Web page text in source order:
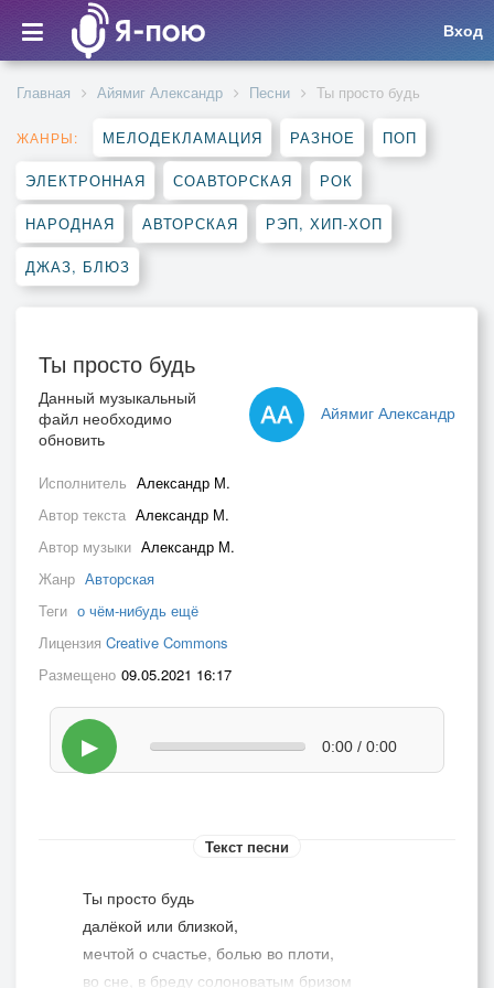
Вход
Главная Айямиг Александр Песни Ты просто будь
ЖАНРЫ: МЕЛОДЕКЛАМАЦИЯ РАЗНОЕ ПОП
ЭЛЕКТРОННАЯ СОАВТОРСКАЯ РОК
НАРОДНАЯ АВТОРСКАЯ РЭП, ХИП-ХОП
ДЖАЗ, БЛЮЗ
Ты просто будь
Айямиг Александр
Данный музыкальный
файл необходимо
обновить
Исполнитель Александр М.
Автор текста Александр М.
Автор музыки Александр М.
Жанр Авторская
Теги о чём-нибудь ещё
Лицензия Creative Commons
Размещено 09.05.2021 16:17
▶ 0:00 / 0:00
Текст песни
Ты просто будь
далёкой или близкой,
мечтой о счастье, болью во плоти,
во сне, в бреду солоноватым бризом